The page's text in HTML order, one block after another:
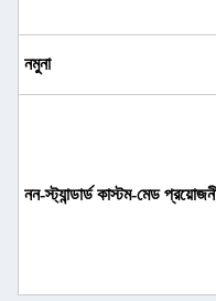
নমুনা
নন-স্ট্যান্ডার্ড কাস্টম-মেড